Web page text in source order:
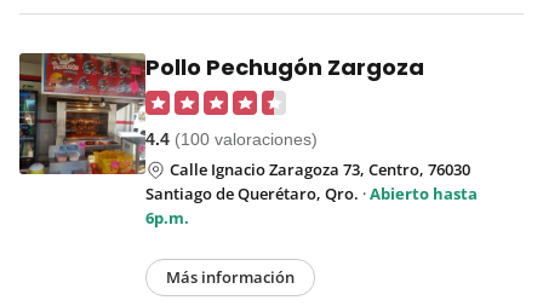
Pollo Pechugón Zargoza
4.4 (100 valoraciones)
Calle Ignacio Zaragoza 73, Centro, 76030
Santiago de Querétaro, Qro. ·Abierto hasta
6p.m.
Más información